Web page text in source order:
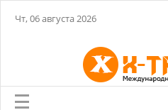
Чт, 06 августа 2026